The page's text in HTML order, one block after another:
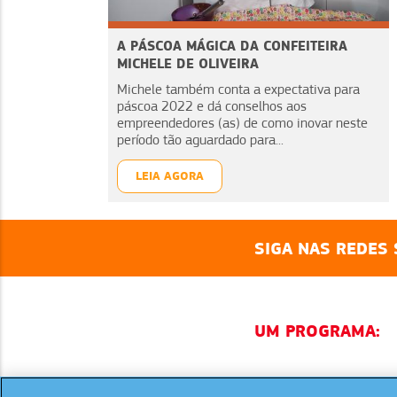
A PÁSCOA MÁGICA DA CONFEITEIRA
MICHELE DE OLIVEIRA
Michele também conta a expectativa para
páscoa 2022 e dá conselhos aos
empreendedores (as) de como inovar neste
período tão aguardado para...
LEIA AGORA
SIGA NAS REDES
UM PROGRAMA: